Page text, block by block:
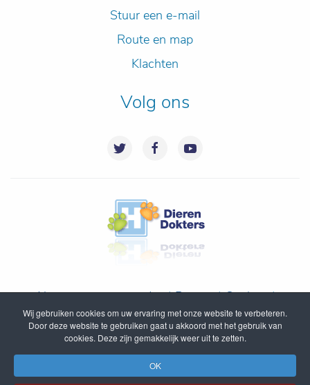
Stuur een e-mail
Route en map
Klachten
Volg ons
Algemene voorwaarden|Privacy|Cookies|
Disclaimer|Inloggen|Sitemap
© DierenDokters B.V. 2005 - 2020
Wij gebruiken cookies om uw ervaring met onze website te verbeteren.
Door deze website te gebruiken gaat u akkoord met het gebruik van
cookies. Deze zijn gemakkelijk weer uit te zetten.
OK